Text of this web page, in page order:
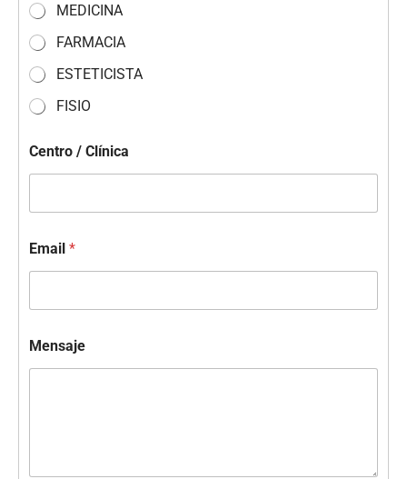
MEDICINA
FARMACIA
ESTETICISTA
FISIO
Centro / Clínica
Email *
Mensaje